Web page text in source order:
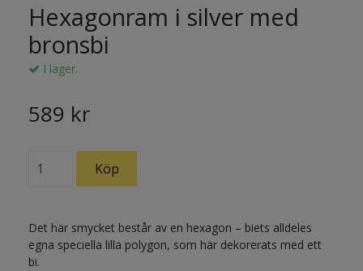
Hexagonram i silver med
bronsbi
I lager.
589 kr
Det här smycket består av en hexagon – biets alldeles
egna speciella lilla polygon, som här dekorerats med ett
bi.